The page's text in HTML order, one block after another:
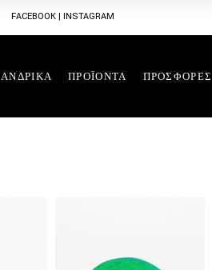
FACEBOOK |INSTAGRAM
ΑΝΔΡΙΚΑ ΠΡΟΪΟΝΤΑ ΠΡΟΣΦΟΡΕΣ